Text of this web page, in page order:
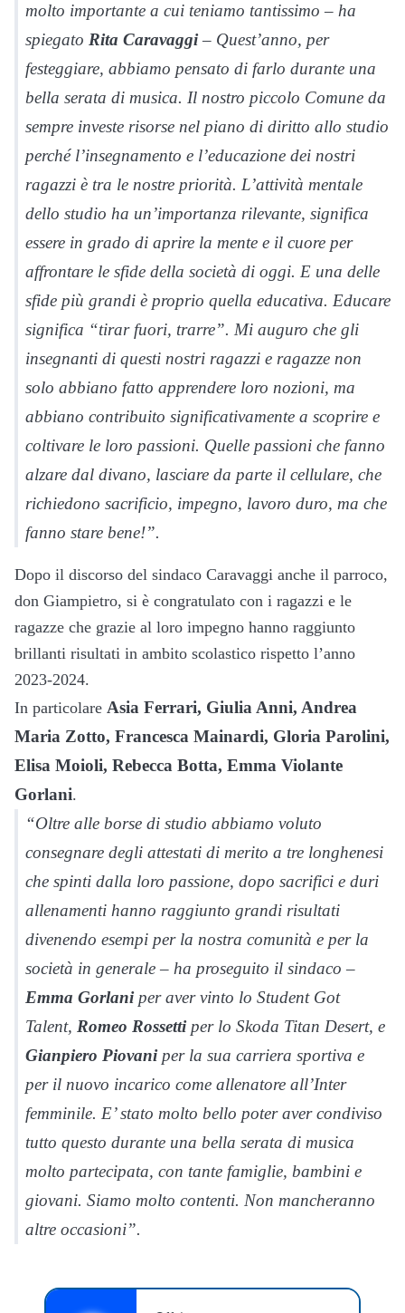
molto importante a cui teniamo tantissimo – ha
spiegato Rita Caravaggi– Quest’anno, per
festeggiare, abbiamo pensato di farlo durante una
bella serata di musica. Il nostro piccolo Comune da
sempre investe risorse nel piano di diritto allo studio
perché l’insegnamento e l’educazione dei nostri
ragazzi è tra le nostre priorità. L’attività mentale
dello studio ha un’importanza rilevante, significa
essere in grado di aprire la mente e il cuore per
affrontare le sfide della società di oggi. E una delle
sfide più grandi è proprio quella educativa. Educare
significa “tirar fuori, trarre”. Mi auguro che gli
insegnanti di questi nostri ragazzi e ragazze non
solo abbiano fatto apprendere loro nozioni, ma
abbiano contribuito significativamente a scoprire e
coltivare le loro passioni. Quelle passioni che fanno
alzare dal divano, lasciare da parte il cellulare, che
richiedono sacrificio, impegno, lavoro duro, ma che
fanno stare bene!”.
Dopo il discorso del sindaco Caravaggi anche il parroco,
don Giampietro, si è congratulato con i ragazzi e le
ragazze che grazie al loro impegno hanno raggiunto
brillanti risultati in ambito scolastico rispetto l’anno
2023-2024.
In particolare Asia Ferrari, Giulia Anni, Andrea
Maria Zotto, Francesca Mainardi, Gloria Parolini,
Elisa Moioli, Rebecca Botta, Emma Violante
Gorlani.
“Oltre alle borse di studio abbiamo voluto
consegnare degli attestati di merito a tre longhenesi
che spinti dalla loro passione, dopo sacrifici e duri
allenamenti hanno raggiunto grandi risultati
divenendo esempi per la nostra comunità e per la
società in generale – ha proseguito il sindaco –
Emma Gorlaniper aver vinto lo Student Got
Talent, Romeo Rossettiper lo Skoda Titan Desert, e
Gianpiero Piovaniper la sua carriera sportiva e
per il nuovo incarico come allenatore all’Inter
femminile. E’ stato molto bello poter aver condiviso
tutto questo durante una bella serata di musica
molto partecipata, con tante famiglie, bambini e
giovani. Siamo molto contenti. Non mancheranno
altre occasioni”.